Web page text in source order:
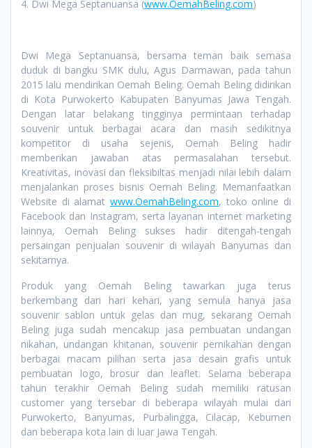
4. Dwi Mega Septanuansa (www.OemahBeling.com)
Dwi Mega Septanuansa, bersama teman baik semasa
duduk di bangku SMK dulu, Agus Darmawan, pada tahun
2015 lalu mendirikan Oemah Beling. Oemah Beling didirikan
di Kota Purwokerto Kabupaten Banyumas Jawa Tengah.
Dengan latar belakang tingginya permintaan terhadap
souvenir untuk berbagai acara dan masih sedikitnya
kompetitor di usaha sejenis, Oemah Beling hadir
memberikan jawaban atas permasalahan tersebut.
Kreativitas, inovasi dan fleksibiltas menjadi nilai lebih dalam
menjalankan proses bisnis Oemah Beling. Memanfaatkan
Website di alamat www.OemahBeling.com, toko online di
Facebook dan Instagram, serta layanan internet marketing
lainnya, Oemah Beling sukses hadir ditengah-tengah
persaingan penjualan souvenir di wilayah Banyumas dan
sekitarnya.
Produk yang Oemah Beling tawarkan juga terus
berkembang dari hari kehari, yang semula hanya jasa
souvenir sablon untuk gelas dan mug, sekarang Oemah
Beling juga sudah mencakup jasa pembuatan undangan
nikahan, undangan khitanan, souvenir pernikahan dengan
berbagai macam pilihan serta jasa desain grafis untuk
pembuatan logo, brosur dan leaflet. Selama beberapa
tahun terakhir Oemah Beling sudah memiliki ratusan
customer yang tersebar di beberapa wilayah mulai dari
Purwokerto, Banyumas, Purbalingga, Cilacap, Kebumen
dan beberapa kota lain di luar Jawa Tengah.